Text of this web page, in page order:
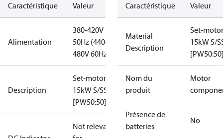
Caractéristique Valeur
Alimentation
380-420V
50Hz (440-
480V 60Hz)
Description
Set-motor
15kW S/SS
[PW50:50]
Not relevant
Caractéristique Valeur
Material
Description
Set-motor
15kW S/
Nom du
produit
Motor
Présence de
batteries
No